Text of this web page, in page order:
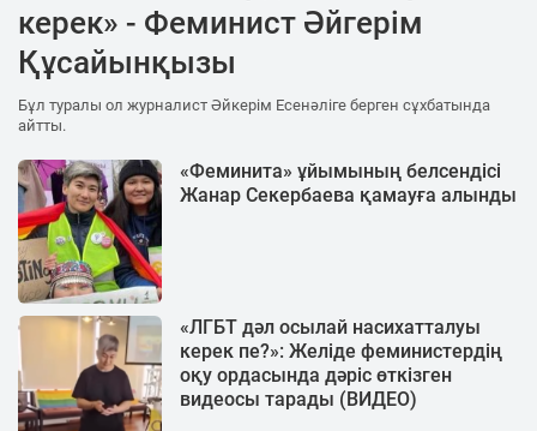
керек» - Феминист Әйгерім
Құсайынқызы
Бұл туралы ол журналист Әйкерім Есенәліге берген сұхбатында
айтты.
«Феминита» ұйымының белсендісі
Жанар Секербаева қамауға алынды
«ЛГБТ дәл осылай насихатталуы
керек пе?»: Желіде феминистердің
оқу ордасында дәріс өткізген
видеосы тарады (ВИДЕО)